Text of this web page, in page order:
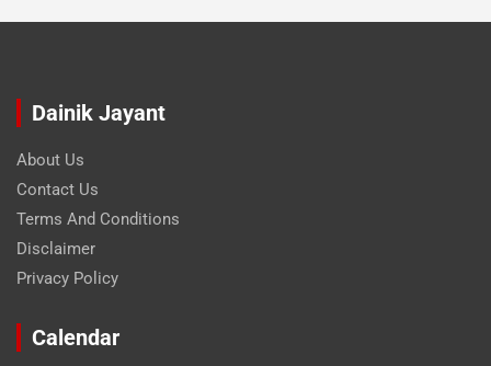
Dainik Jayant
About Us
Contact Us
Terms And Conditions
Disclaimer
Privacy Policy
Calendar